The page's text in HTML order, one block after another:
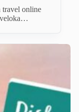
travel online